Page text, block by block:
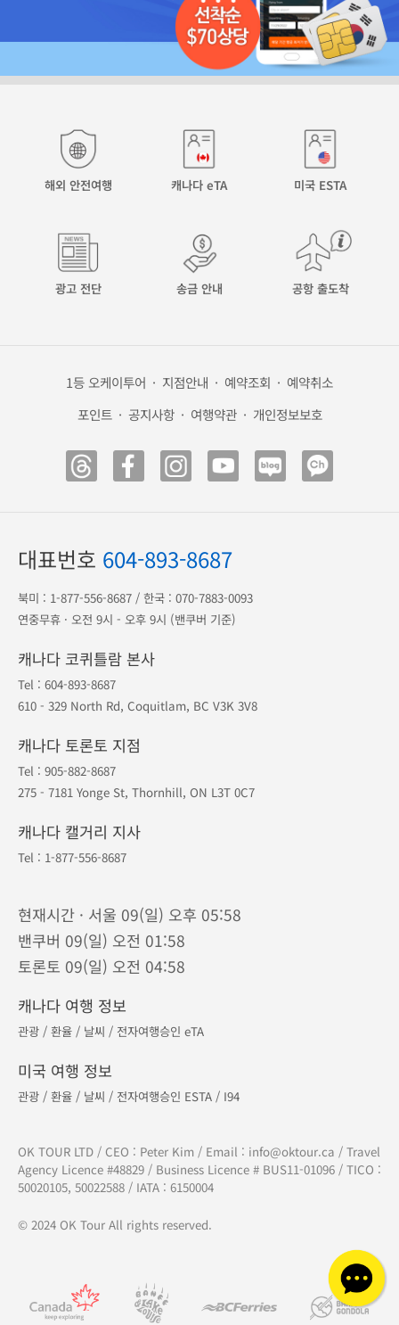
해외 안전여행 캐나다 eTA 미국 ESTA
광고 전단 송금 안내 공항 출도착
1등 오케이투어 · 지점안내 · 예약조회 · 예약취소
포인트 · 공지사항 · 여행약관 · 개인정보보호
대표번호 604-893-8687
북미 : 1-877-556-8687 / 한국 : 070-7883-0093
연중무휴 · 오전 9시 - 오후 9시 (밴쿠버 기준)
캐나다 코퀴틀람 본사
Tel : 604-893-8687
610 - 329 North Rd, Coquitlam, BC V3K 3V8
캐나다 토론토 지점
Tel : 905-882-8687
275 - 7181 Yonge St, Thornhill, ON L3T 0C7
캐나다 캘거리 지사
Tel : 1-877-556-8687
현재시간 · 서울 09(일) 오후 05:58
밴쿠버 09(일) 오전 01:58
토론토 09(일) 오전 04:58
캐나다 여행 정보
관광 / 환율 / 날씨 / 전자여행승인 eTA
미국 여행 정보
관광 / 환율 / 날씨 / 전자여행승인 ESTA / I94
OK TOUR LTD / CEO : Peter Kim / Email : info@oktour.ca / Travel
Agency Licence #48829 / Business Licence # BUS11-01096 / TICO :
50020105, 50022588 / IATA : 6150004
© 2024 OK Tour All rights reserved.